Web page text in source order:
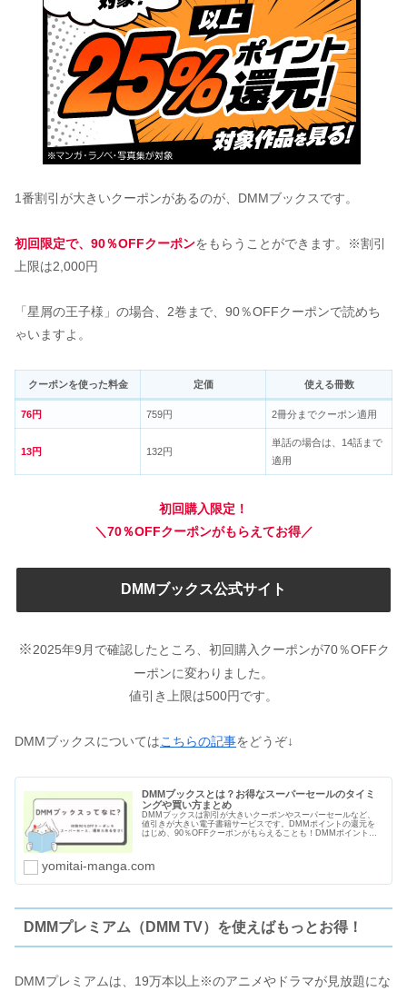
1番割引が大きいクーポンがあるのが、DMMブックスです。
初回限定で、90％OFFクーポンをもらうことができます。※割引
上限は2,000円
「星屑の王子様」の場合、2巻まで、90％OFFクーポンで読めち
ゃいますよ。
クーポンを使った料金 定価 使える冊数
76円 759円 2冊分までクーポン適用
13円 132円
単話の場合は、14話まで
適用
初回購入限定！
＼70％OFFクーポンがもらえてお得／
DMMブックス公式サイト
※2025年9月で確認したところ、初回購入クーポンが70％OFFク
ーポンに変わりました。
値引き上限は500円です。
DMMブックスについてはこちらの記事をどうぞ↓
DMMブックスとは？お得なスーパーセールのタイミ
ングや買い方まとめ
DMMブックスは割引が大きいクーポンやスーパーセールなど、
値引きが大きい電子書籍サービスです。DMMポイントの還元を
はじめ、90％OFFクーポンがもらえることも！DMMポイントは
yomitai-manga.com
DMMプレミアム（DMM TV）を使えばもっとお得！
DMMプレミアムは、19万本以上※のアニメやドラマが見放題にな